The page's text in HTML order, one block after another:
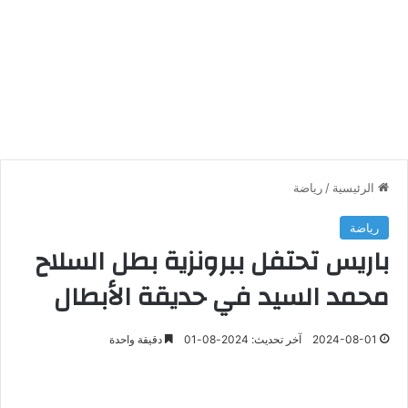
الرئيسية / رياضة
رياضة
باريس تحتفل ببرونزية بطل السلاح
محمد السيد في حديقة الأبطال
2024-08-01 آخر تحديث: 2024-08-01 دقيقة واحدة